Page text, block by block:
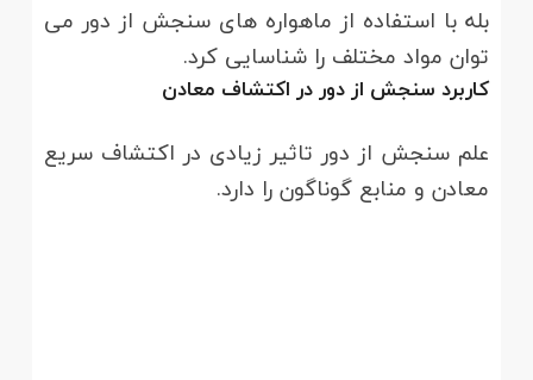
بله با استفاده از ماهواره های سنجش از دور می
توان مواد مختلف را شناسایی کرد.
کاربرد سنجش از دور در اکتشاف معادن
علم سنجش از دور تاثیر زیادی در اکتشاف سریع
معادن و منابع گوناگون را دارد.